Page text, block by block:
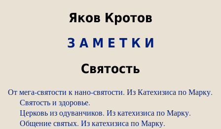
Яков Кротов
З А М Е Т К И
Святость
От мега-святости к нано-святости. Из Катехизиса по Марку.
Святость и здоровье.
Церковь из одуванчиков. Из катехизиса по Марку.
Общение святых. Из катехизиса по Марку.